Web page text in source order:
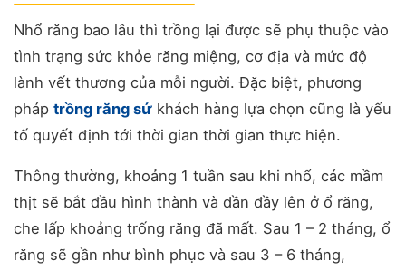
Nhổ răng bao lâu thì trồng lại được sẽ phụ thuộc vào
tình trạng sức khỏe răng miệng, cơ địa và mức độ
lành vết thương của mỗi người. Đặc biệt, phương
pháp trồng răng sứ khách hàng lựa chọn cũng là yếu
tố quyết định tới thời gian thời gian thực hiện.
Thông thường, khoảng 1 tuần sau khi nhổ, các mầm
thịt sẽ bắt đầu hình thành và dần đầy lên ở ổ răng,
che lấp khoảng trống răng đã mất. Sau 1 – 2 tháng, ổ
răng sẽ gần như bình phục và sau 3 – 6 tháng,